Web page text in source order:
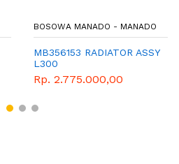
BOSOWA MANADO - MANADO
MB356153 RADIATOR ASSY
L300
Rp. 2.775.000,00